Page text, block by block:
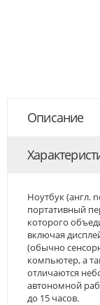
Описание
Ноутбук (англ.
портативный
которого
включая
(обычно
компьютер, а
отличаются
автономной
до 15 часов.